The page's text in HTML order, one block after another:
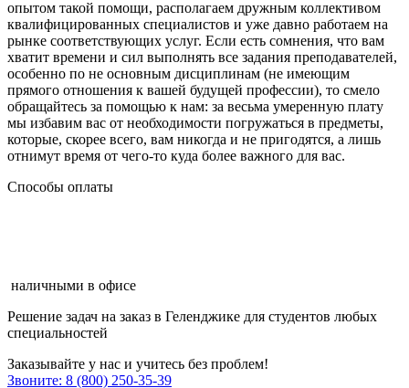
опытом такой помощи, располагаем дружным коллективом
квалифицированных специалистов и уже давно работаем на
рынке соответствующих услуг. Если есть сомнения, что вам
хватит времени и сил выполнять все задания преподавателей,
особенно по не основным дисциплинам (не имеющим
прямого отношения к вашей будущей профессии), то смело
обращайтесь за помощью к нам: за весьма умеренную плату
мы избавим вас от необходимости погружаться в предметы,
которые, скорее всего, вам никогда и не пригодятся, а лишь
отнимут время от чего-то куда более важного для вас.
Способы оплаты
наличными в офисе
Решение задач на заказ в Геленджике для студентов любых
специальностей
Заказывайте у нас и учитесь без проблем!
Звоните: 8 (800) 250-35-39